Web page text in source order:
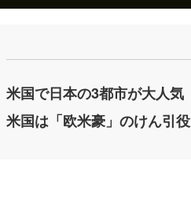
米国で日本の3都市が大人気
米国は「欧米豪」のけん引役